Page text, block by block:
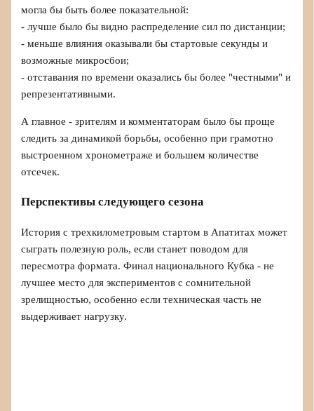
могла бы быть более показательной:
- лучше было бы видно распределение сил по дистанции;
- меньше влияния оказывали бы стартовые секунды и
возможные микросбои;
- отставания по времени оказались бы более "честными" и
репрезентативными.
А главное - зрителям и комментаторам было бы проще
следить за динамикой борьбы, особенно при грамотно
выстроенном хронометраже и большем количестве
отсечек.
Перспективы следующего сезона
История с трехкилометровым стартом в Апатитах может
сыграть полезную роль, если станет поводом для
пересмотра формата. Финал национального Кубка - не
лучшее место для экспериментов с сомнительной
зрелищностью, особенно если техническая часть не
выдерживает нагрузку.